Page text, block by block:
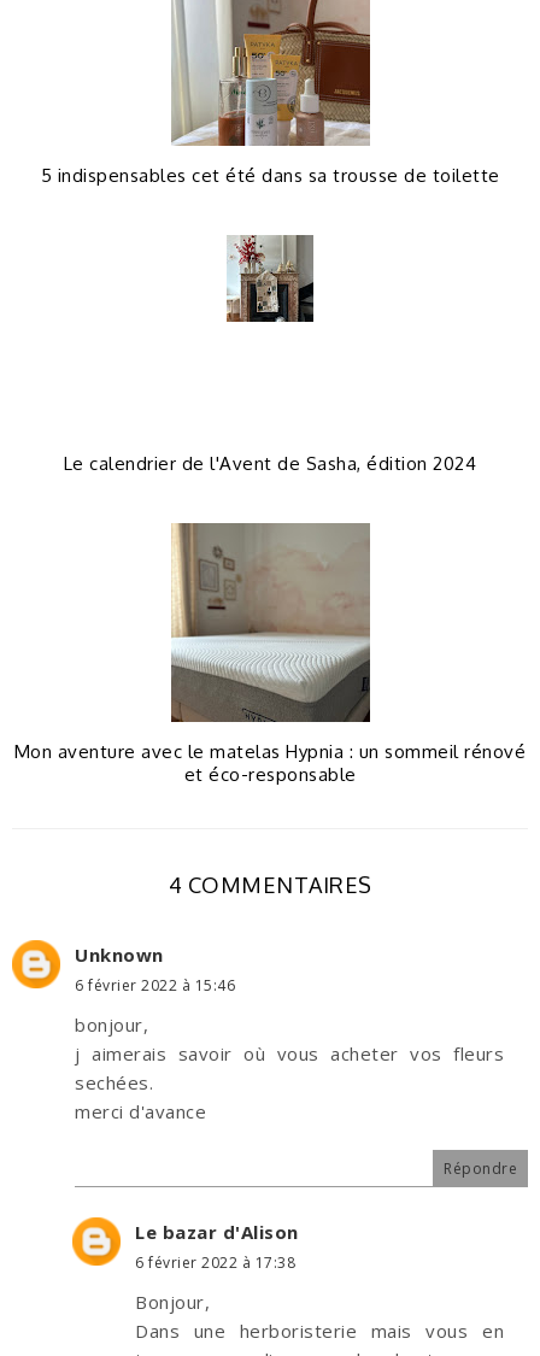
5 indispensables cet été dans sa trousse de toilette
Le calendrier de l'Avent de Sasha, édition 2024
Mon aventure avec le matelas Hypnia : un sommeil rénové
et éco-responsable
4 COMMENTAIRES
Unknown
6 février 2022 à 15:46
bonjour,
j aimerais savoir où vous acheter vos fleurs
sechées.
merci d'avance
Répondre
Le bazar d'Alison
6 février 2022 à 17:38
Bonjour,
Dans une herboristerie mais vous en